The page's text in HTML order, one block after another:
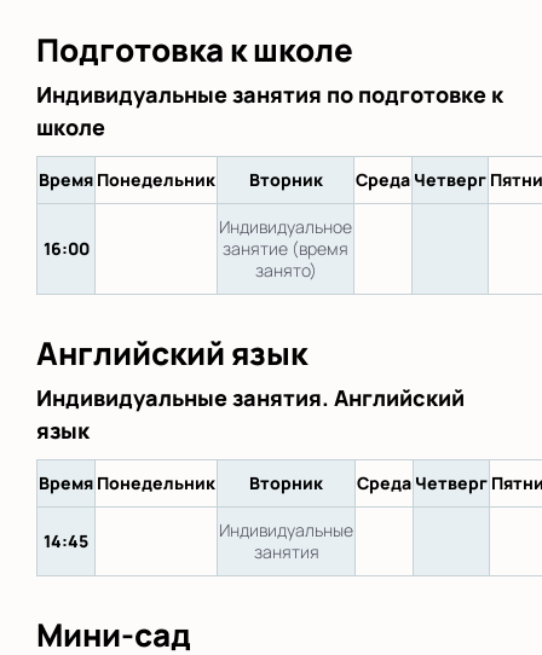
Подготовка к школе
Индивидуальные занятия по подготовке к
школе
Время Понедельник Вторник Среда Четверг
16:00
Индивидуальное
занятие (время
занято)
Английский язык
Индивидуальные занятия. Английский
язык
Время Понедельник Вторник Среда Четверг
14:45
Индивидуальные
занятия
Мини-сад